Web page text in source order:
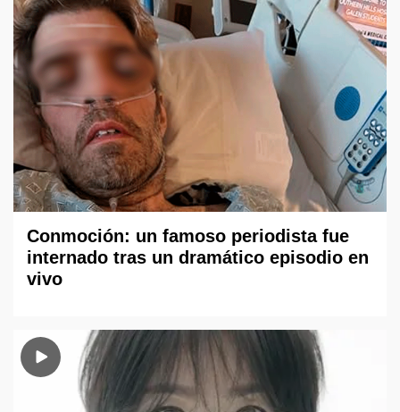
Conmoción: un famoso periodista fue
internado tras un dramático episodio en
vivo